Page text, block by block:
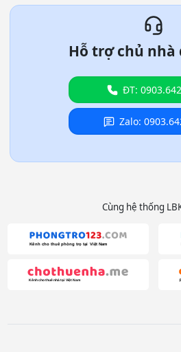
Hỗ trợ chủ nhà
ĐT:
Zalo:
Cùng hệ thống